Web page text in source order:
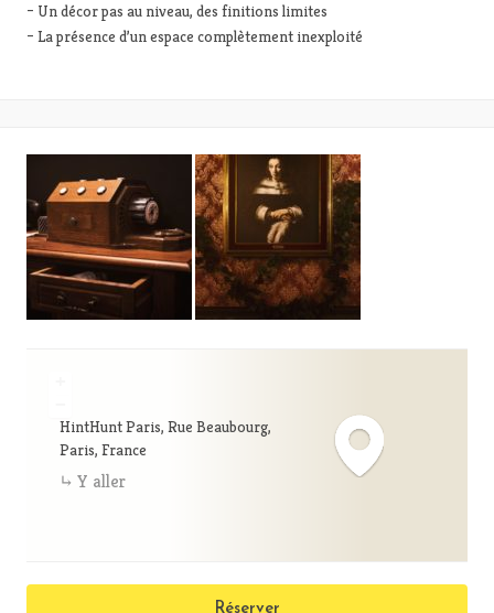
– Un décor pas au niveau, des finitions limites
– La présence d’un espace complètement inexploité
HintHunt Paris, Rue Beaubourg,
Paris, France
Y aller
Réserver